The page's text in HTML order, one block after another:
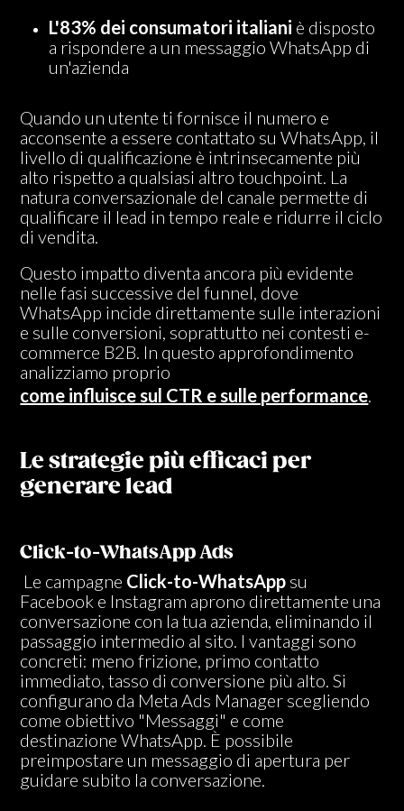
L'83% dei consumatori italiani è disposto
a rispondere a un messaggio WhatsApp di
un'azienda
Quando un utente ti fornisce il numero e
acconsente a essere contattato su WhatsApp, il
livello di qualificazione è intrinsecamente più
alto rispetto a qualsiasi altro touchpoint. La
natura conversazionale del canale permette di
qualificare il lead in tempo reale e ridurre il ciclo
di vendita.
Questo impatto diventa ancora più evidente
nelle fasi successive del funnel, dove
WhatsApp incide direttamente sulle interazioni
e sulle conversioni, soprattutto nei contesti e-
commerce B2B. In questo approfondimento
analizziamo proprio
come influisce sul CTR e sulle performance
Le strategie più efficaci per
generare lead
Click-to-WhatsApp Ads
Le campagne Click-to-WhatsApp su
Facebook e Instagram aprono direttamente una
conversazione con la tua azienda, eliminando il
passaggio intermedio al sito. I vantaggi sono
concreti: meno frizione, primo contatto
immediato, tasso di conversione più alto. Si
configurano da Meta Ads Manager scegliendo
come obiettivo "Messaggi" e come
destinazione WhatsApp. È possibile
preimpostare un messaggio di apertura per
guidare subito la conversazione.